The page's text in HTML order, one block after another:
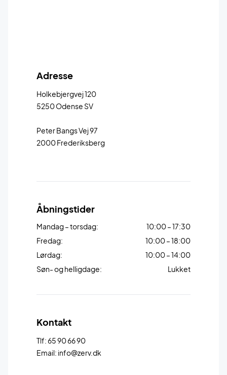
Adresse
Holkebjergvej 120
5250 Odense SV
Peter Bangs Vej 97
2000 Frederiksberg
Åbningstider
Mandag – torsdag:
10:00 – 17:30
Fredag:
10:00 – 18:00
Lørdag:
10:00 – 14:00
Søn- og helligdage:
Lukket
Kontakt
Tlf: 65 90 66 90
Email: info@zerv.dk